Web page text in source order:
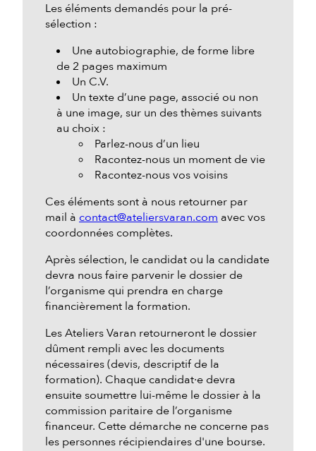
Les éléments demandés pour la pré-
sélection :
Une autobiographie, de forme libre
de 2 pages maximum
Un C.V.
Un texte d’une page, associé ou non
à une image, sur un des thèmes suivants
au choix :
Parlez-nous d’un lieu
Racontez-nous un moment de vie
Racontez-nous vos voisins
Ces éléments sont à nous retourner par
mail à contact@ateliersvaran.com avec vos
coordonnées complètes.
Après sélection, le candidat ou la candidate
devra nous faire parvenir le dossier de
l’organisme qui prendra en charge
financièrement la formation.
Les Ateliers Varan retourneront le dossier
dûment rempli avec les documents
nécessaires (devis, descriptif de la
formation). Chaque candidat·e devra
ensuite soumettre lui-même le dossier à la
commission paritaire de l’organisme
financeur. Cette démarche ne concerne pas
les personnes récipiendaires d'une bourse.